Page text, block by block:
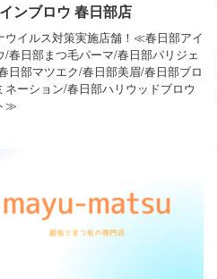
ンブロウ 春日部店
ウイルス対策実施店舗！≪春日部アイ
/春日部まつ毛パーマ/春日部パリジェ
日部マツエク/春日部美眉/春日部ブロ
ネーション/春日部ハリウッドブロウ
≫